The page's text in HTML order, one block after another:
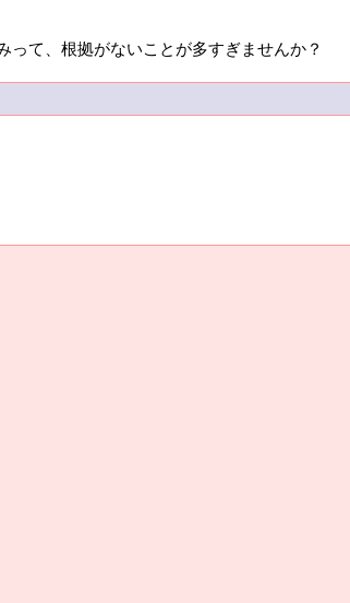
て、根拠がないことが多すぎませんか？